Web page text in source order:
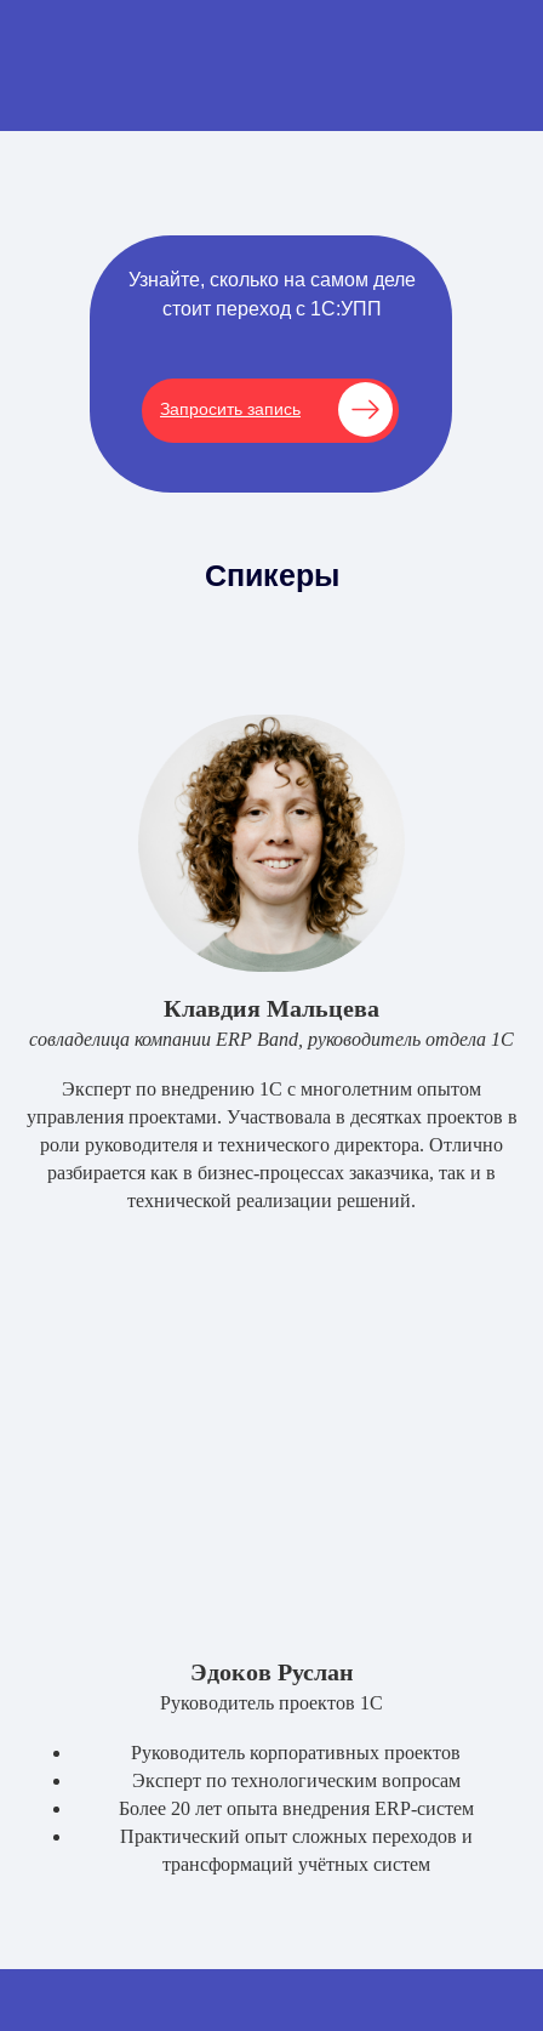
Запросить запись
Узнайте, сколько на самом деле
стоит переход с 1С:УПП
Спикеры
Клавдия Мальцева
совладелица компании ERP Band, руководитель отдела 1С
Эксперт по внедрению 1С с многолетним опытом
управления проектами. Участвовала в десятках проектов в
роли руководителя и технического директора. Отлично
разбирается как в бизнес-процессах заказчика, так и в
технической реализации решений.
Эдоков Руслан
Руководитель проектов 1С
Руководитель корпоративных проектов
Эксперт по технологическим вопросам
Более 20 лет опыта внедрения ERP-систем
Практический опыт сложных переходов и
трансформаций учётных систем